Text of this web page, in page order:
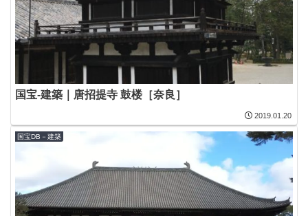
国宝-建築｜唐招提寺 鼓楼［奈良］
2019.01.20
国宝DB－建築